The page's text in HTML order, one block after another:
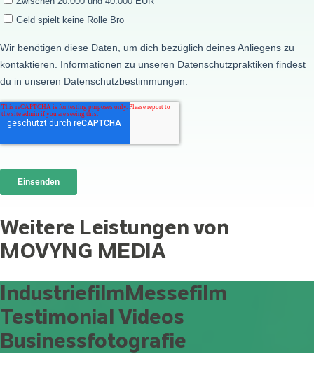
Weitere Leistungen von
MOVYNG MEDIA
IndustriefilmMessefilm
Testimonial Videos
Businessfotografie